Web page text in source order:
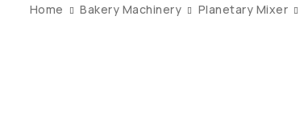
Home Bakery Machinery Planetary Mixer